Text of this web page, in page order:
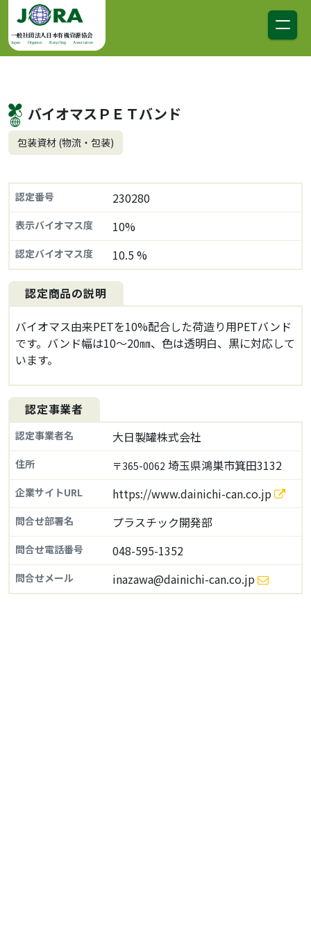
コンテンツへスキップ
メインナビゲーション
一般社団法人日本有機資源協会
Japan Organics Recycling Association
バイオマスＰＥＴバンド
包装資材 (物流・包装)
認定番号 230280
表示バイオマス度 10%
認定バイオマス度 10.5 %
認定商品の説明
バイオマス由来PETを10%配合した荷造り用PETバンド
です。バンド幅は10～20㎜、色は透明白、黒に対応して
います。
認定事業者
認定事業者名 大日製罐株式会社
住所 〒365-0062 埼玉県鴻巣市箕田3132
企業サイトURL https://www.dainichi-can.co.jp
問合せ部署名 プラスチック開発部
問合せ電話番号 048-595-1352
問合せメール inazawa@dainichi-can.co.jp